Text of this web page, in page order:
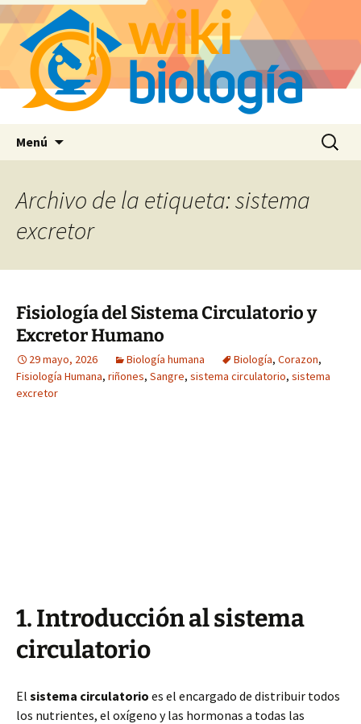
Menú Buscar:
Archivo de la etiqueta: sistema
excretor
Fisiología del Sistema Circulatorio y
Excretor Humano
29 mayo, 2026 Biología humana Biología, Corazon,
Fisiología Humana, riñones, Sangre, sistema circulatorio, sistema
excretor
1. Introducción al sistema
circulatorio
El sistema circulatorio es el encargado de distribuir todos
los nutrientes, el oxígeno y las hormonas a todas las